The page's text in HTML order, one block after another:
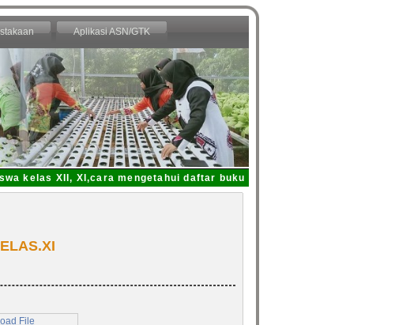
Aplikasi ASN/GTK
kelas XII, XI,cara mengetahui daftar buku yang dipinjam dari
File